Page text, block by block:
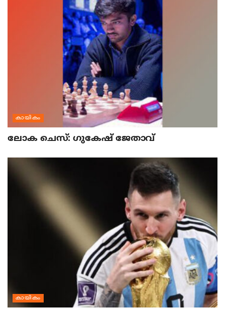
കായികം
ലോക ചെസ്: ഗുകേഷ് ജേതാവ്
കായികം